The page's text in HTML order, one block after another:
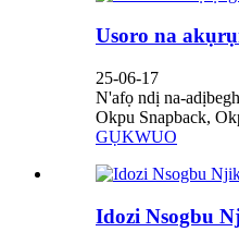
Usoro na
25-06-17
N'afọ ndị na-
Okpu Snapback,
GỤKWUO
Idozi Nsogbu